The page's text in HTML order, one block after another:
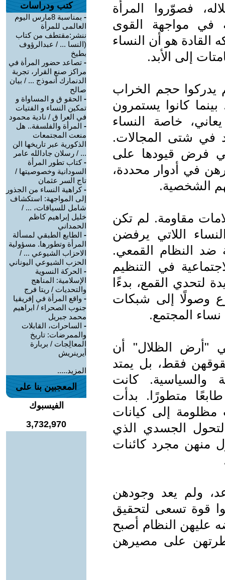
فصوّروا المرأة
في مواجهة القوى
القادة هو أن النساء
إلى الأبد.
يدركوا حجم الخراب
كانوا يستمرون
خاصة النساء
في شتى المجالات.
فرض قيودها على
في أدوار محددة،
الشخصية.
مقاومة. لم تكن
اللاتي يرفضن
ضد النظام القمعي.
في التنظيم
القمع، بدءًا
وصولًا إلى شبكات
المجتمع.
"أرض الظلال" أن
فقط، بل يمتد
والسياسية. كانت
متطورًا. بدأت
مظلومة إلى كيانات
الجسدي الذي
منهن مجرد كائنات
ولم يعد وجودهن
قوة تسعى لتحقيق
عليهن النظام أصبح
على مصيرهن
كتب ودراسات
-
بمناسبة 8مارس اليوم
العالمى للمرأة
ننشر:مقتطف من كتاب
(النسا ... / عبدالرؤوف
بطيخ
- تصاعد حضور المرأة في
مراكز صنع القرار، تجربة
الدنمارك أنموذج ... / بيان
صالح
- الحقو ق و المساواة و
تمكين النساء و الفتيات
في العرا ق / نادية محمود
- المرأة والفلسفة.. هل
منعت المجتمعات
الذكورية عبر تاريخها الن
... / رسلان جادالله عامر
-كتاب تطور المرأة
السودانية وخصوصيتها /
تاج السر عثمان
-كراهية النساء من الجذور
إلى المواجهة: استكشاف
شامل للسياقات، ... /
خليل إبراهيم كاظم
الحمداني
- الطابع الطبقي لمسألة
المرأة وتطورها. مسؤولية
الاحزاب الشيوعي ... /
الحزب الشيوعي اليوناني
- الحركة النسوية
الإسلامية: المناهج
والتحديات / ريتا فرج
- واقع المرأة في إفريقيا
جنوب الصحراء / ابراهيم
محمد جبريل
- الساحرات، القابلات
والممرضات: تاريخ
المعالِجات / بربارة
أيرينريش
المزيد.....
المعجبين بنا على
الفيسبوك
3,732,970